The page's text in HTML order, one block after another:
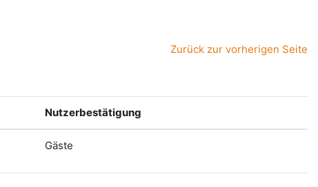
Zurück zur vorherigen Seite
Nutzerbestätigung
Gäste